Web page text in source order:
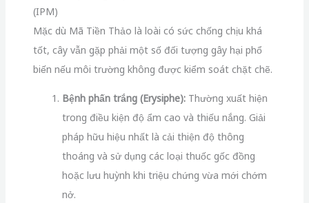
(IPM)
Mặc dù Mã Tiền Thảo là loài có sức chống chịu khá
tốt, cây vẫn gặp phải một số đối tượng gây hại phổ
biến nếu môi trường không được kiểm soát chặt chẽ.
Bệnh phấn trắng (Erysiphe):Thường xuất hiện
trong điều kiện độ ẩm cao và thiếu nắng. Giải
pháp hữu hiệu nhất là cải thiện độ thông
thoáng và sử dụng các loại thuốc gốc đồng
hoặc lưu huỳnh khi triệu chứng vừa mới chớm
nở.